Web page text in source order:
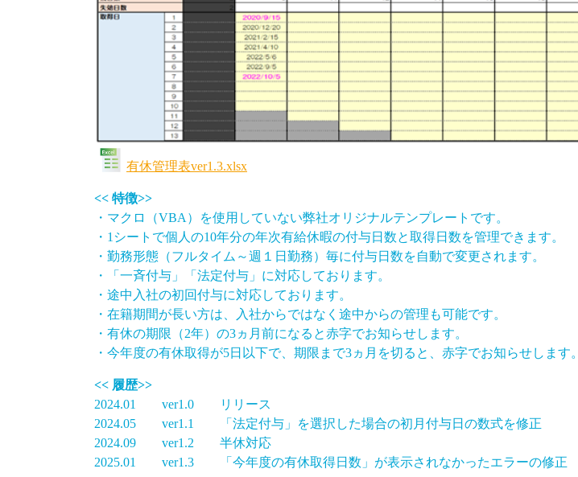
有休管理表ver1.3.xlsx
<< 特徴>>
・マクロ（VBA）を使用していない弊社オリジナルテンプレートです。
・1シートで個人の10年分の年次有給休暇の付与日数と取得日数を管理できます。
・勤務形態（フルタイム～週１日勤務）毎に付与日数を自動で変更されます。
・「一斉付与」「法定付与」に対応しております。
・途中入社の初回付与に対応しております。
・在籍期間が長い方は、入社からではなく途中からの管理も可能です。
・有休の期限（2年）の3ヵ月前になると赤字でお知らせします。
・今年度の有休取得が5日以下で、期限まで3ヵ月を切ると、赤字でお知らせします。
<< 履歴>>
2024.01 ver1.0 リリース
2024.05 ver1.1 「法定付与」を選択した場合の初月付与日の数式を修正
2024.09 ver1.2 半休対応
2025.01 ver1.3 「今年度の有休取得日数」が表示されなかったエラーの修正